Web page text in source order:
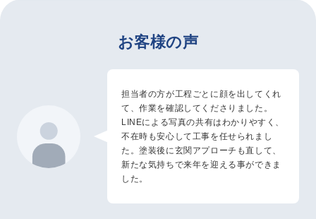
お客様の声
担当者の方が工程ごとに顔を出してくれ
て、作業を確認してくださりました。
LINEによる写真の共有はわかりやすく、
不在時も安心して工事を任せられまし
た。塗装後に玄関アプローチも直して、
新たな気持ちで来年を迎える事ができま
した。